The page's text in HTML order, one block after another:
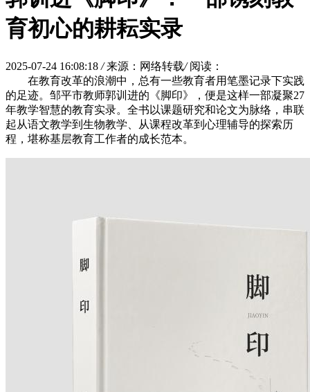
育初心的耕耘实录
2025-07-24 16:08:18 / 来源：网络转载/ 阅读：
在教育改革的浪潮中，总有一些教育者用笔墨记录下实践
的足迹。邹平市教师郭训进的《脚印》，便是这样一部凝聚27
年教学智慧的教育实录。全书以课题研究和论文为脉络，串联
起从语文教学到生物教学、从课程改革到心理辅导的探索历
程，堪称基层教育工作者的成长范本。